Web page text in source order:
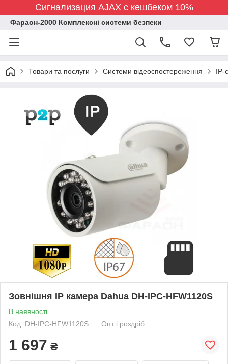
Сигнализация AJAX с кешбеком 10%
Фараон-2000 Комплексні системи безпеки
Товари та послуги Системи відеоспостереження IP-
Зовнішня IP камера Dahua DH-IPC-HFW1120S
В наявності
Код: DH-IPC-HFW1120S
Опт і роздріб
1 697 ₴